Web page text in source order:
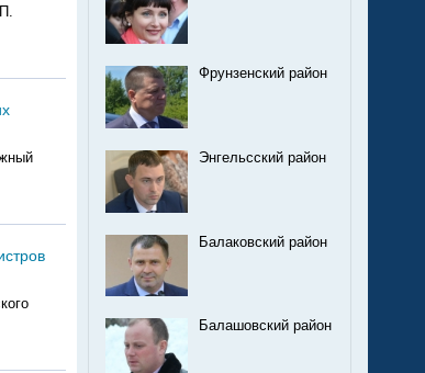
Фрунзенский район
Энгельсский район
Балаковский район
Балашовский район